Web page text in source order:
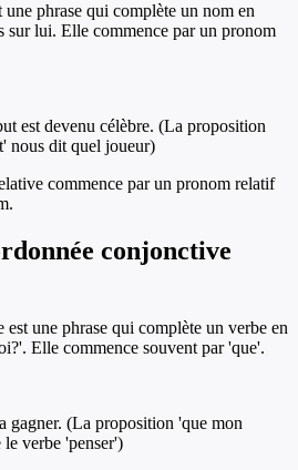
phrase qui complète un nom en
sur lui. Elle commence par un pronom
est devenu célèbre. (La proposition
nous dit quel joueur)
commence par un pronom relatif
conjonctive
une phrase qui complète un verbe en
Elle commence souvent par 'que'.
gagner. (La proposition 'que mon
verbe 'penser')